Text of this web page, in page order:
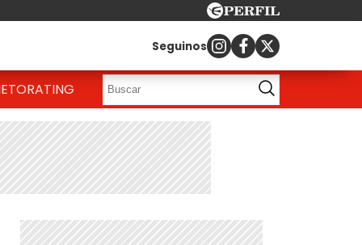
Seguinos
RATING